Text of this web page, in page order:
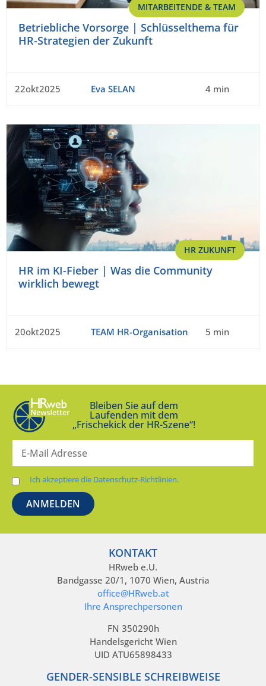
MITARBEITENDE & TEAM
Betriebliche Vorsorge | Schlüsselthema für
HR-Strategien der Zukunft
22okt2025 Eva SELAN 4 min
HR ZUKUNFT
HR im KI-Fieber | Was die Community
wirklich bewegt
20okt2025 TEAM HR-Organisation 5 min
Bleiben Sie auf dem
Laufenden mit dem
„Frischekick der HR-Szene“!
Ich akzeptiere die Datenschutz-Richtlinien.
KONTAKT
HRweb e.U.
Bandgasse 20/1, 1070 Wien, Austria
office@HRweb.at
Ihre Ansprechpersonen
FN 350290h
Handelsgericht Wien
UID ATU65898433
GENDER-SENSIBLE SCHREIBWEISE